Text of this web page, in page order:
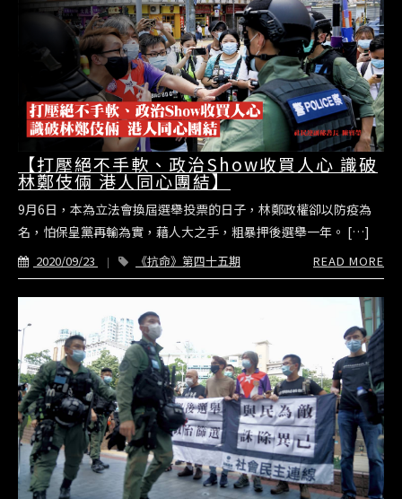
【打壓絕不手軟、政治Show收買人心 識破
林鄭伎倆 港人同心團結】
9月6日，本為立法會換屆選舉投票的日子，林鄭政權卻以防疫為
名，怕保皇黨再輸為實，藉人大之手，粗暴押後選舉一年。 […]
2020/09/23 《抗命》第四十五期 READ MORE